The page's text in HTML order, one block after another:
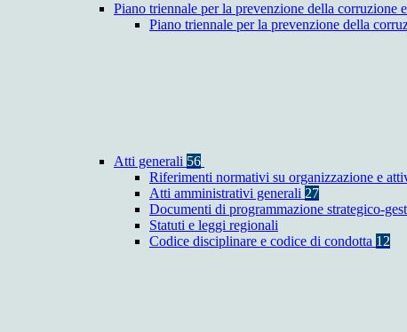
Piano triennale per la prevenzione della corruzione
Piano triennale per la prevenzione della
Atti generali 56
Riferimenti normativi su organizzazione e
Atti amministrativi generali 27
Documenti di programmazione strategico-
Statuti e leggi regionali
Codice disciplinare e codice di condotta 12